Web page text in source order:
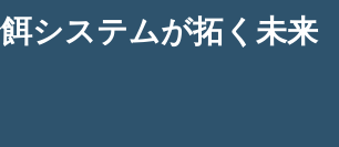
システムが拓く未来